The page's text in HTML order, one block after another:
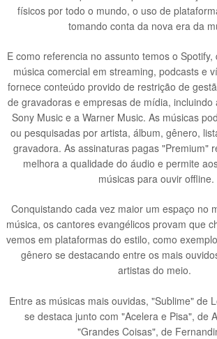
físicos por todo o mundo, o uso de
tomando conta da nova era da
E como referencia no assunto temos o
música comercial em streaming, podcasts e
fornece conteúdo provido de restrição de
de gravadoras e empresas de mídia, incluindo
Sony Music e a Warner Music. As músicas
ou pesquisadas por artista, álbum, gênero,
gravadora. As assinaturas pagas "Premium"
melhora a qualidade do áudio e permite
músicas para ouvir offline.
Conquistando cada vez maior um espaço no
música, os cantores evangélicos provam que
vemos em plataformas do estilo, como
gênero se destacando entre os mais
artistas do meio.
Entre as músicas mais ouvidas, "Sublime" de
se destaca junto com "Acelera e Pisa", de
"Grandes Coisas", de